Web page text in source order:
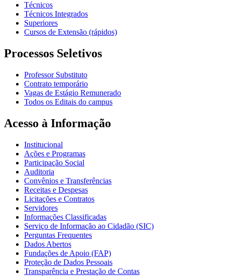
Técnicos
Técnicos Integrados
Superiores
Cursos de Extensão (rápidos)
Processos Seletivos
Professor Substituto
Contrato temporário
Vagas de Estágio Remunerado
Todos os Editais do campus
Acesso à Informação
Institucional
Ações e Programas
Participação Social
Auditoria
Convênios e Transferências
Receitas e Despesas
Licitações e Contratos
Servidores
Informações Classificadas
Serviço de Informação ao Cidadão (SIC)
Perguntas Frequentes
Dados Abertos
Fundações de Apoio (FAP)
Proteção de Dados Pessoais
Transparência e Prestação de Contas